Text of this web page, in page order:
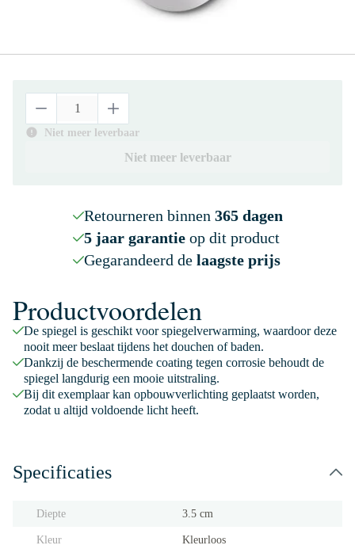
Niet meer leverbaar
Niet meer leverbaar
Retourneren binnen 365 dagen
5 jaar garantieop dit product
Gegarandeerd de laagste prijs
Productvoordelen
De spiegel is geschikt voor spiegelverwarming, waardoor deze
nooit meer beslaat tijdens het douchen of baden.
Dankzij de beschermende coating tegen corrosie behoudt de
spiegel langdurig een mooie uitstraling.
Bij dit exemplaar kan opbouwverlichting geplaatst worden,
zodat u altijd voldoende licht heeft.
Specificaties
Diepte 3.5 cm
Kleur Kleurloos